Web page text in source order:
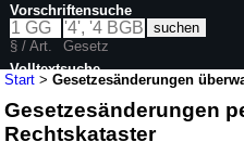
Start >Gesetzesänderungen
Gesetzesänderungen
Rechtskataster
Vorschriftensuche
§ / Art.
Gesetz
Volltextsuche